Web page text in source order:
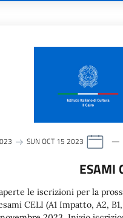
SUN OCT 15 2023
ESAMI
le iscrizioni per la
CELI (A1 Impatto, A2,